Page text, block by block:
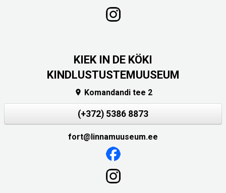
KIEK IN DE KÖKI
KINDLUSTUSTEMUUSEUM
 Komandandi tee 2
(+372) 5386 8873
fort@linnamuuseum.ee